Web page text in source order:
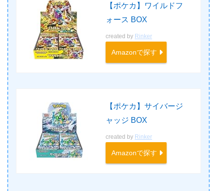
【ポケカ】ワイルドフ
ォース BOX
created by Rinker
Amazonで探す
【ポケカ】サイバージ
ャッジ BOX
created by Rinker
Amazonで探す